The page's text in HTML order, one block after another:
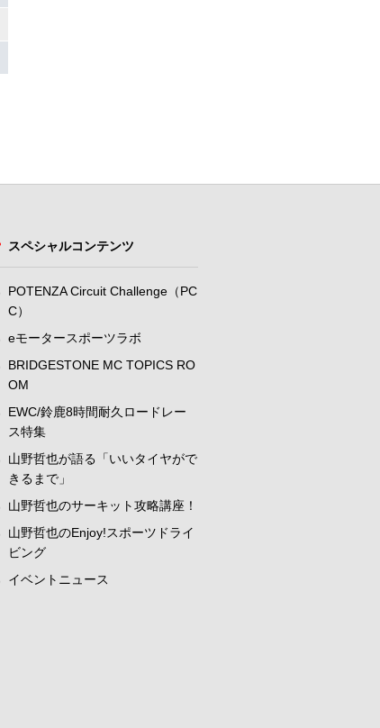
スペシャルコンテンツ
POTENZA Circuit Challenge（PC
C）
eモータースポーツラボ
BRIDGESTONE MC TOPICS RO
OM
EWC/鈴鹿8時間耐久ロードレー
ス特集
山野哲也が語る「いいタイヤがで
きるまで」
山野哲也のサーキット攻略講座！
山野哲也のEnjoy!スポーツドライ
ビング
イベントニュース